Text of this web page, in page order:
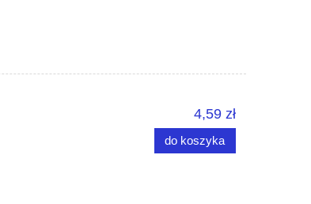
4,59 zł
do koszyka